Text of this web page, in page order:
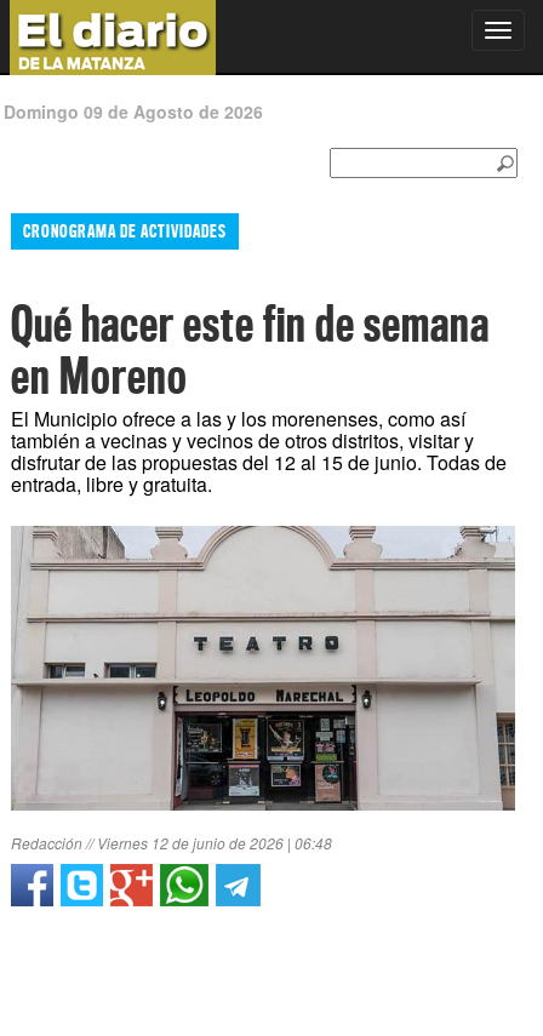
Domingo 09 de Agosto de 2026
CRONOGRAMA DE ACTIVIDADES
Qué hacer este fin de semana
en Moreno
El Municipio ofrece a las y los morenenses, como así
también a vecinas y vecinos de otros distritos, visitar y
disfrutar de las propuestas del 12 al 15 de junio. Todas de
entrada, libre y gratuita.
Redacción // Viernes 12 de junio de 2026 | 06:48